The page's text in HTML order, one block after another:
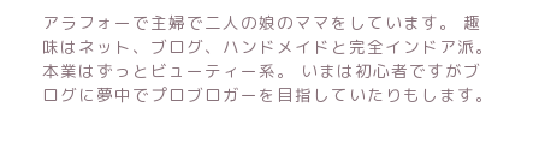
アラフォーで主婦で二人の娘のママをしています。 趣
味はネット、ブログ、ハンドメイドと完全インドア派。
本業はずっとビューティー系。 いまは初心者ですがブ
ログに夢中でプロブロガーを目指していたりもします。